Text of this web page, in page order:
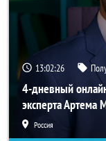
13:02:23
4-дневный
эксперта Артема
Россия